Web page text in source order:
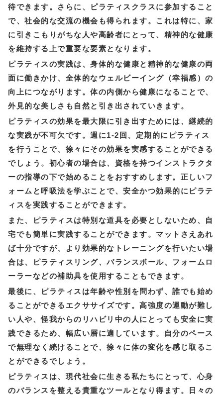
待できます。さらに、ピラティスクラスに参加すること
で、社会的な交流の機会も得られます。これは特に、家
に引きこもりがちな人や高齢者にとって、精神的な健康
を維持する上で重要な要素となります。
ピラティスの実践は、身体的な健康と精神的な健康の両
面に働きかけ、全体的なウェルビーイング（幸福感）の
向上につながります。体の内側から健康になることで、
外見的な美しさも自然と引き出されていきます。
ピラティスの効果を最大限に引き出すためには、継続的
な実践が不可欠です。週に1-2回、定期的にピラティス
を行うことで、徐々にその効果を実感することができる
でしょう。初心者の場合は、資格を持つインストラクタ
ーの指導の下で始めることをおすすめします。正しいフ
ォームと呼吸法を学ぶことで、安全かつ効果的にピラテ
ィスを実践することができます。
また、ピラティスは特別な道具を必要としないため、自
宅でも簡単に実践することができます。マットさえあれ
ば十分ですが、より効果的なトレーニングを行いたい場
合は、ピラティスリング、バランスボール、フォームロ
ーラーなどの補助具を使用することもできます。
最後に、ピラティスは年齢や性別を問わず、誰でも始め
ることができるエクササイズです。高強度の運動が難し
い人や、怪我からのリハビリ中の人にとっても安全に実
践できるため、幅広い層に適しています。自分のペース
で無理なく続けることで、徐々に体の変化を感じ取るこ
とができるでしょう。
ピラティスは、現代社会に生きる私たちにとって、心身
のバランスを整える貴重なツールとなり得ます。日々の